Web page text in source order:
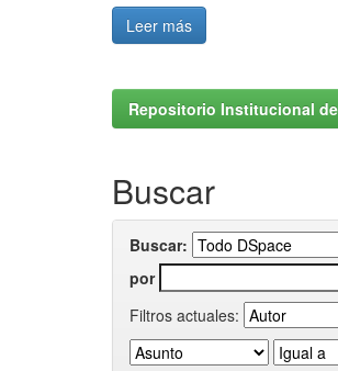
Leer más
Repositorio Institucional
Buscar
Buscar:
por
Filtros actuales: